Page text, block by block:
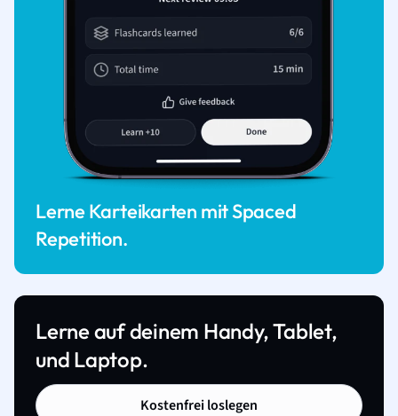
Lerne Karteikarten mit Spaced
Repetition.
Lerne auf deinem Handy, Tablet,
und Laptop.
Kostenfrei loslegen